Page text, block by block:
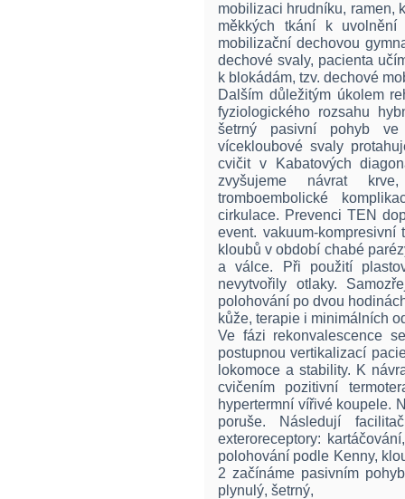
mobilizaci hrudníku, ramen,
měkkých tkání k
mobilizační dechovou
dechové svaly, pacienta
k blokádám, tzv. dechové
Dalším důležitým úkolem
fyziologického rozsahu
šetrný pasivní pohyb
vícekloubové svaly
cvičit v Kabatových
zvyšujeme návrat
tromboembolické
cirkulace. Prevenci TEN
event. vakuum-
kloubů v období chabé
a válce. Při použití
nevytvořily otlaky.
polohování po dvou
kůže, terapie i minimálních
Ve fázi rekonvalescence
postupnou vertikalizací
lokomoce a stability. K
cvičením pozitivní
hypertermní vířivé koupele.
poruše. Následují
exteroreceptory:
polohování podle Kenny,
2 začínáme pasivním
plynulý, šetrný,